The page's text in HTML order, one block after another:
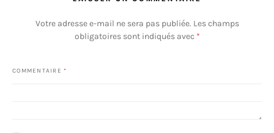
Votre adresse e-mail ne sera pas publiée. Les champs
obligatoires sont indiqués avec *
COMMENTAIRE *